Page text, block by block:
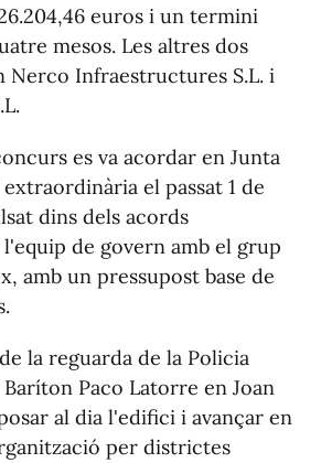
euros i un termini
mesos. Les altres dos
Nerco Infraestructures S.L. i
es va acordar en Junta
el passat 1 de
dins dels acords
de govern amb el grup
amb un pressupost base de
la reguarda de la Policia
Paco Latorre en Joan
al dia l'edifici i avançar en
per districtes